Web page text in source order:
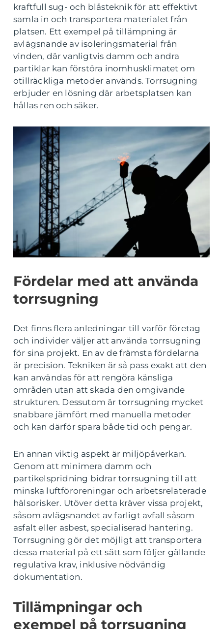
kraftfull sug- och blåsteknik för att effektivt
samla in och transportera materialet från
platsen. Ett exempel på tillämpning är
avlägsnande av isoleringsmaterial från
vinden, där vanligtvis damm och andra
partiklar kan förstöra inomhusklimatet om
otillräckliga metoder används. Torrsugning
erbjuder en lösning där arbetsplatsen kan
hållas ren och säker.
Fördelar med att använda
torrsugning
Det finns flera anledningar till varför företag
och individer väljer att använda torrsugning
för sina projekt. En av de främsta fördelarna
är precision. Tekniken är så pass exakt att den
kan användas för att rengöra känsliga
områden utan att skada den omgivande
strukturen. Dessutom är torrsugning mycket
snabbare jämfört med manuella metoder
och kan därför spara både tid och pengar.
En annan viktig aspekt är miljöpåverkan.
Genom att minimera damm och
partikelspridning bidrar torrsugning till att
minska luftföroreningar och arbetsrelaterade
hälsorisker. Utöver detta kräver vissa projekt,
såsom avlägsnandet av farligt avfall såsom
asfalt eller asbest, specialiserad hantering.
Torrsugning gör det möjligt att transportera
dessa material på ett sätt som följer gällande
regulativa krav, inklusive nödvändig
dokumentation.
Tillämpningar och
exempel på torrsugning